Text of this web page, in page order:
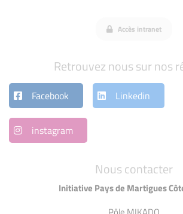
Nous contacter
Initiative Pays de Martigues
Accès intranet
Retrouvez nous sur nos
Facebook Linkedin
instagram